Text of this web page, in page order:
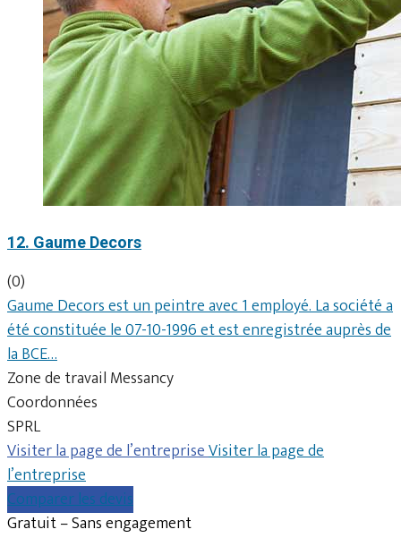
12. Gaume Decors
(0)
Gaume Decors est un peintre avec 1 employé. La société a
été constituée le 07-10-1996 et est enregistrée auprès de
la BCE…
Zone de travail Messancy
Coordonnées
SPRL
Visiter la page de l’entrepriseVisiter la page de
l’entreprise
Comparer les devis
Gratuit – Sans engagement